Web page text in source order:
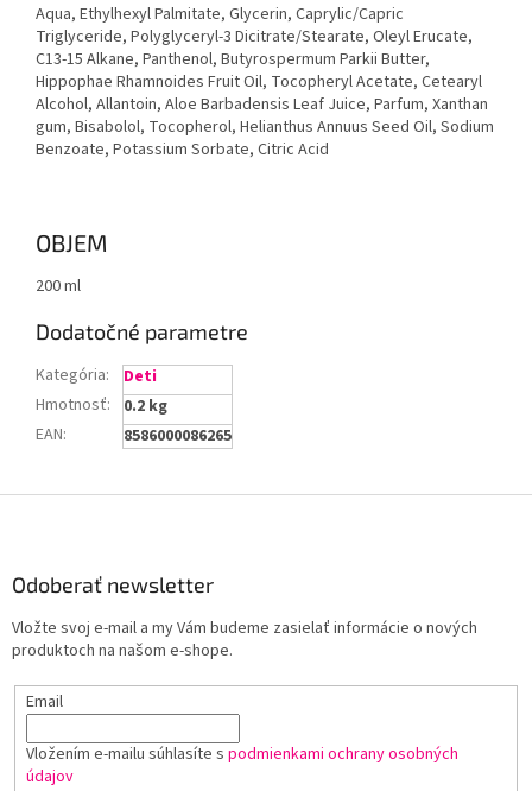
Aqua, Ethylhexyl Palmitate, Glycerin, Caprylic/Capric
Triglyceride, Polyglyceryl-3 Dicitrate/Stearate, Oleyl Erucate,
C13-15 Alkane, Panthenol, Butyrospermum Parkii Butter,
Hippophae Rhamnoides Fruit Oil, Tocopheryl Acetate, Cetearyl
Alcohol, Allantoin, Aloe Barbadensis Leaf Juice, Parfum, Xanthan
gum, Bisabolol, Tocopherol, Helianthus Annuus Seed Oil, Sodium
Benzoate, Potassium Sorbate, Citric Acid
OBJEM
200 ml
Dodatočné parametre
Kategória:
Deti
Hmotnosť:
0.2 kg
EAN: 8586000086265
Odoberať newsletter
Vložte svoj e-mail a my Vám budeme zasielať informácie o nových
produktoch na našom e-shope.
Email
Vložením e-mailu súhlasíte s podmienkami ochrany osobných
údajov